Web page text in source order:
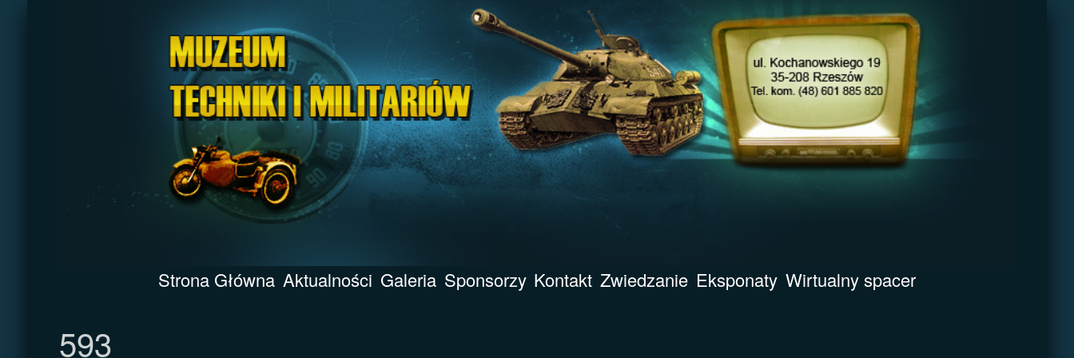
Strona Główna Aktualności Galeria Sponsorzy Kontakt Zwiedzanie Eksponaty Wirtualny spacer
593